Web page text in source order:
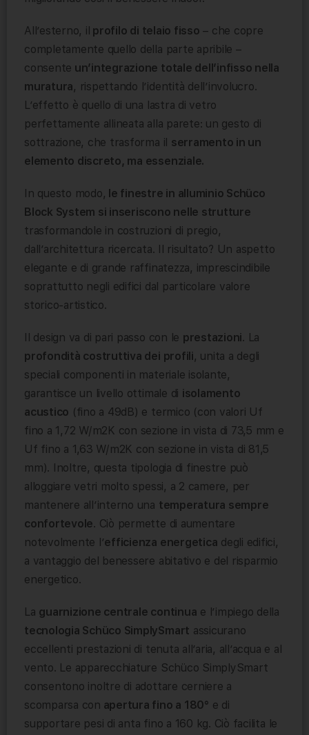
All’esterno, il profilo di telaio fisso – che copre
completamente quello della parte apribile –
consente un’integrazione totale dell’infisso nella
muratura, rispettando l’identità dell’involucro.
L’effetto è quello di una lastra di vetro
perfettamente allineata alla parete: un gesto di
sottrazione, che trasforma il serramento in un
elemento discreto, ma essenziale.
In questo modo, le finestre in alluminio Schüco
Block System si inseriscono nelle strutture
trasformandole in costruzioni di pregio,
dall’architettura ricercata. Il risultato? Un aspetto
elegante e di grande raffinatezza, imprescindibile
soprattutto negli edifici dal particolare valore
storico-artistico.
Il design va di pari passo con le prestazioni. La
profondità costruttiva dei profili, unita a degli
speciali componenti in materiale isolante,
garantisce un livello ottimale di isolamento
acustico (fino a 49dB) e termico (con valori Uf
fino a 1,72 W/m2K con sezione in vista di 73,5 mm e
Uf fino a 1,63 W/m2K con sezione in vista di 81,5
mm). Inoltre, questa tipologia di finestre può
alloggiare vetri molto spessi, a 2 camere, per
mantenere all’interno una temperatura sempre
confortevole. Ciò permette di aumentare
notevolmente l’efficienza energetica degli edifici,
a vantaggio del benessere abitativo e del risparmio
energetico.
La guarnizione centrale continua e l’impiego della
tecnologia Schüco SimplySmart assicurano
eccellenti prestazioni di tenuta all’aria, all’acqua e al
vento. Le apparecchiature Schüco SimplySmart
consentono inoltre di adottare cerniere a
scomparsa con apertura fino a 180° e di
supportare pesi di anta fino a 160 kg. Ciò facilita le